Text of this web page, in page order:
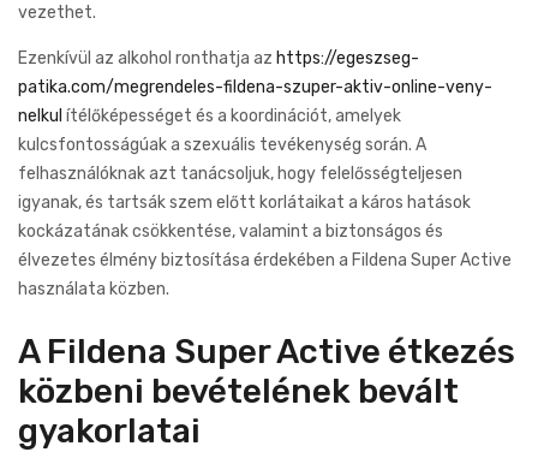
vezethet.
Ezenkívül az alkohol ronthatja az https://egeszseg-
patika.com/megrendeles-fildena-szuper-aktiv-online-veny-
nelkul ítélőképességet és a koordinációt, amelyek
kulcsfontosságúak a szexuális tevékenység során. A
felhasználóknak azt tanácsoljuk, hogy felelősségteljesen
igyanak, és tartsák szem előtt korlátaikat a káros hatások
kockázatának csökkentése, valamint a biztonságos és
élvezetes élmény biztosítása érdekében a Fildena Super Active
használata közben.
A Fildena Super Active étkezés
közbeni bevételének bevált
gyakorlatai